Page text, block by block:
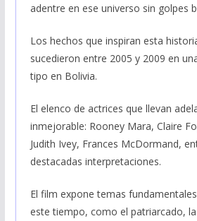
adentre en ese universo sin golpes
Los hechos que inspiran esta
sucedieron entre 2005 y 2009 en
tipo en Bolivia.
El elenco de actrices que llevan
inmejorable: Rooney Mara, Claire
Judith Ivey, Frances McDormand,
destacadas interpretaciones.
El film expone temas
este tiempo, como el patriarcado,